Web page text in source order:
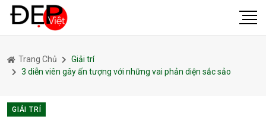
Trang Chủ
Giải trí
3 diễn viên gây ấn tượng với những vai phản diện sắc sảo
GIẢI TRÍ